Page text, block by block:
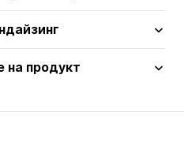
на продукт